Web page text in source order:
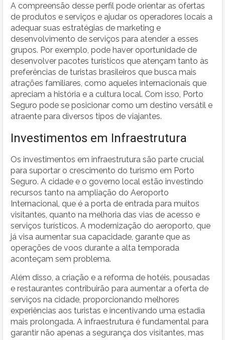
A compreensão desse perfil pode orientar as ofertas
de produtos e serviços e ajudar os operadores locais a
adequar suas estratégias de marketing e
desenvolvimento de serviços para atender a esses
grupos. Por exemplo, pode haver oportunidade de
desenvolver pacotes turísticos que atençam tanto às
preferências de turistas brasileiros que busca mais
atrações familiares, como aqueles internacionais que
apreciam a história e a cultura local. Com isso, Porto
Seguro pode se posicionar como um destino versátil e
atraente para diversos tipos de viajantes.
Investimentos em Infraestrutura
Os investimentos em infraestrutura são parte crucial
para suportar o crescimento do turismo em Porto
Seguro. A cidade e o governo local estão investindo
recursos tanto na ampliação do Aeroporto
Internacional, que é a porta de entrada para muitos
visitantes, quanto na melhoria das vias de acesso e
serviços turísticos. A modernização do aeroporto, que
já visa aumentar sua capacidade, garante que as
operações de voos durante a alta temporada
aconteçam sem problema.
Além disso, a criação e a reforma de hotéis, pousadas
e restaurantes contribuirão para aumentar a oferta de
serviços na cidade, proporcionando melhores
experiências aos turistas e incentivando uma estadia
mais prolongada. A infraestrutura é fundamental para
garantir não apenas a segurança dos visitantes, mas